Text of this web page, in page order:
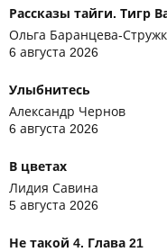
Рассказы тайги. Тигр
Ольга Баранцева-
6 августа 2026
Улыбнитесь
Александр Чернов
6 августа 2026
В цветах
Лидия Савина
5 августа 2026
Не такой 4. Глава 21